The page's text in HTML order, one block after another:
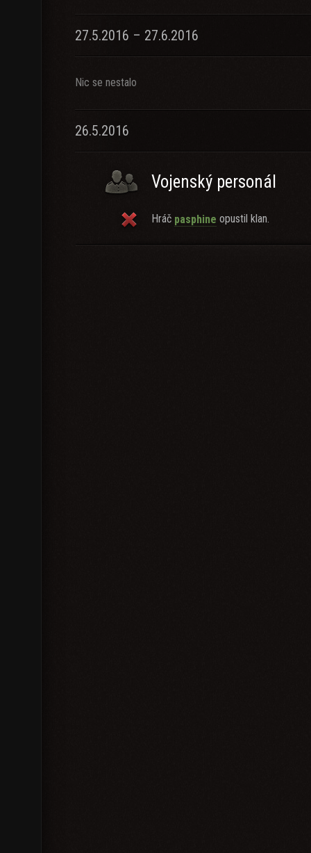
27.5.2016 – 27.6.2016
Nic se nestalo
26.5.2016
Vojenský personál
Hráč pasphine opustil klan.